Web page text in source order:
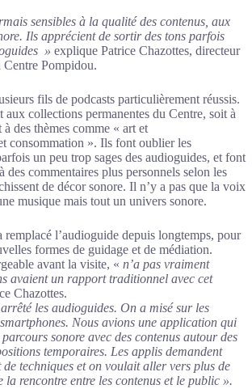
sensibles à la qualité des contenus, aux
Ils apprécient de sortir des tons parfois
» explique Patrice Chazottes, directeur
Pompidou.
fils de podcasts particulièrement réussis.
aux collections permanentes du Centre, soit à
des thèmes comme « art et
consommation ». Ils font oublier les
un peu trop sages des audioguides, et font
des commentaires plus personnels selon les
de décor sonore. Il n’y a pas que la voix
musique mais tout un univers sonore.
l’audioguide depuis longtemps, pour
formes de guidage et de médiation.
avant la visite, « n’a pas vraiment
avaient un rapport traditionnel avec cet
Chazottes.
les audioguides. On a misé sur les
Nous avions une application qui
sonore avec des contenus autour des
temporaires. Les applis demandent
de techniques et on voulait aller vers plus de
rencontre entre les contenus et le public ».